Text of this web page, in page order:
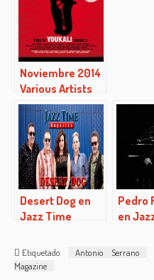
Noviembre 2014
Various Artists
This Is Youkali
Music
Desert Dog en
Jazz Time
Pedro
en
Etiquetado Antonio Serrano
Magazine